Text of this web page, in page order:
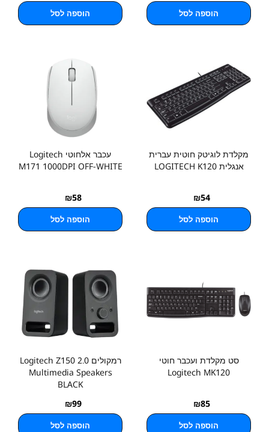
הוספה לסל הוספה לסל
מקלדת לוגיטק חוטית עברית
אנגלית LOGITECH K120
₪54
הוספה לסל
עכבר אלחוטי Logitech
M171 1000DPI OFF-WHITE
₪58
הוספה לסל
סט מקלדת ועכבר חוטי
Logitech MK120
₪85
הוספה לסל
רמקולים Logitech Z150 2.0
Multimedia Speakers
BLACK
₪99
הוספה לסל